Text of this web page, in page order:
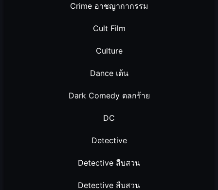
Crime อาชญากากรรม
Cult Film
Culture
Dance เต้น
Dark Comedy ตลกร้าย
DC
Detective
Detective สืบสวน
Detective สืบสวน